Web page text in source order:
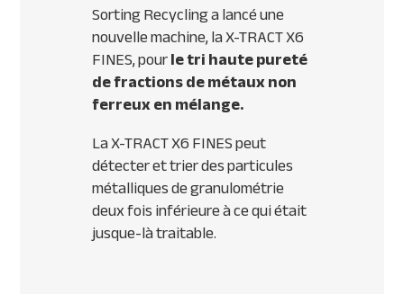
Sorting Recycling a lancé une
nouvelle machine, la X-TRACT X6
FINES, pourle tri haute pureté
de fractions de métaux non
ferreux en mélange.
La X-TRACT X6 FINES peut
détecter et trier des particules
métalliques de granulométrie
deux fois inférieure à ce qui était
jusque-là traitable.